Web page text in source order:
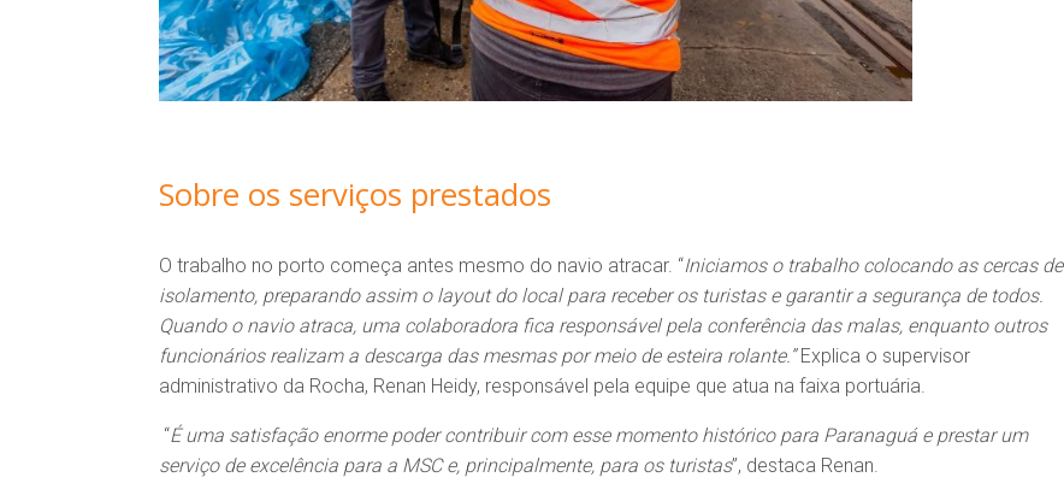
Sobre os serviços prestados
O trabalho no porto começa antes mesmo do navio atracar. “Iniciamos o trabalho colocando as cercas de
isolamento, preparando assim o layout do local para receber os turistas e garantir a segurança de todos.
Quando o navio atraca, uma colaboradora fica responsável pela conferência das malas, enquanto outros
funcionários realizam a descarga das mesmas por meio de esteira rolante.”Explica o supervisor
administrativo da Rocha, Renan Heidy, responsável pela equipe que atua na faixa portuária.
“É uma satisfação enorme poder contribuir com esse momento histórico para Paranaguá e prestar um
serviço de excelência para a MSC e, principalmente, para os turistas”, destaca Renan.